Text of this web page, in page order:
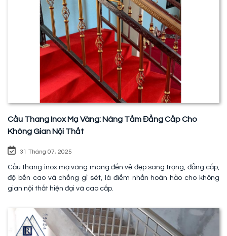
Cầu Thang Inox Mạ Vàng: Nâng Tầm Đẳng Cấp Cho
Không Gian Nội Thất
31 Tháng 07, 2025
Cầu thang inox mạ vàng mang đến vẻ đẹp sang trọng, đẳng cấp,
độ bền cao và chống gỉ sét, là điểm nhấn hoàn hảo cho không
gian nội thất hiện đại và cao cấp.